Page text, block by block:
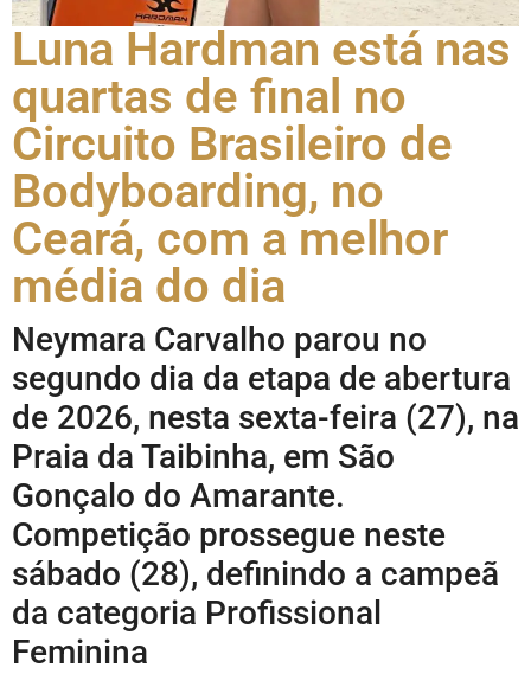
Luna Hardman está nas
quartas de final no
Circuito Brasileiro de
Bodyboarding, no
Ceará, com a melhor
média do dia
Neymara Carvalho parou no
segundo dia da etapa de abertura
de 2026, nesta sexta-feira (27), na
Praia da Taibinha, em São
Gonçalo do Amarante.
Competição prossegue neste
sábado (28), definindo a campeã
da categoria Profissional
Feminina